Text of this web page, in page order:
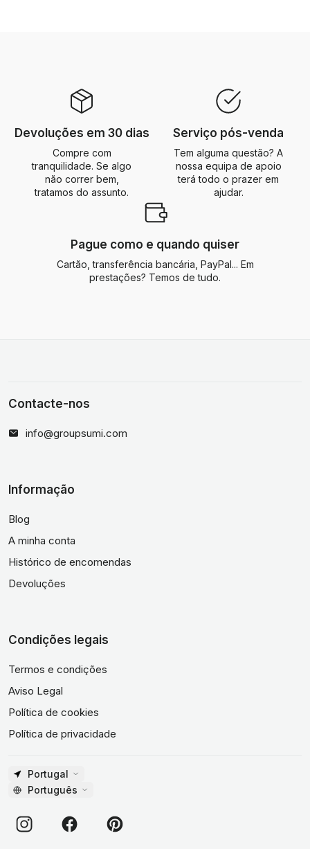
Devoluções em 30 dias
Compre com
tranquilidade. Se algo
não correr bem,
tratamos do assunto.
Serviço pós-venda
Tem alguma questão? A
nossa equipa de apoio
terá todo o prazer em
ajudar.
Pague como e quando quiser
Cartão, transferência bancária, PayPal... Em
prestações? Temos de tudo.
Contacte-nos
info@groupsumi.com
Informação
Blog
A minha conta
Histórico de encomendas
Devoluções
Condições legais
Termos e condições
Aviso Legal
Política de cookies
Política de privacidade
Portugal
Português